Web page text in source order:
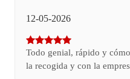
12-05-2026
Todo genial, rápido y
la recogida y con la